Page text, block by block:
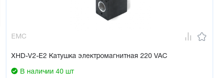
EMC
XHD-V2-E2 Катушка электромагнитная 220 VAC
В наличии 40 шт